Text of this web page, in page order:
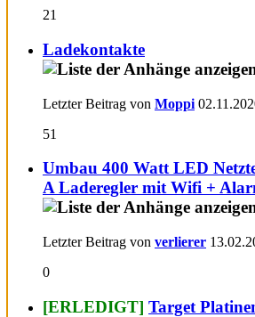
21
Ladekontakte
Letzter Beitrag von Moppi
51
Umbau 400 Watt LED
A Laderegler mit Wifi +
Letzter Beitrag von verlierer
0
[ERLEDIGT] Target